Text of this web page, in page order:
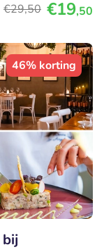
€29,50 €19,50
46% korting
bij